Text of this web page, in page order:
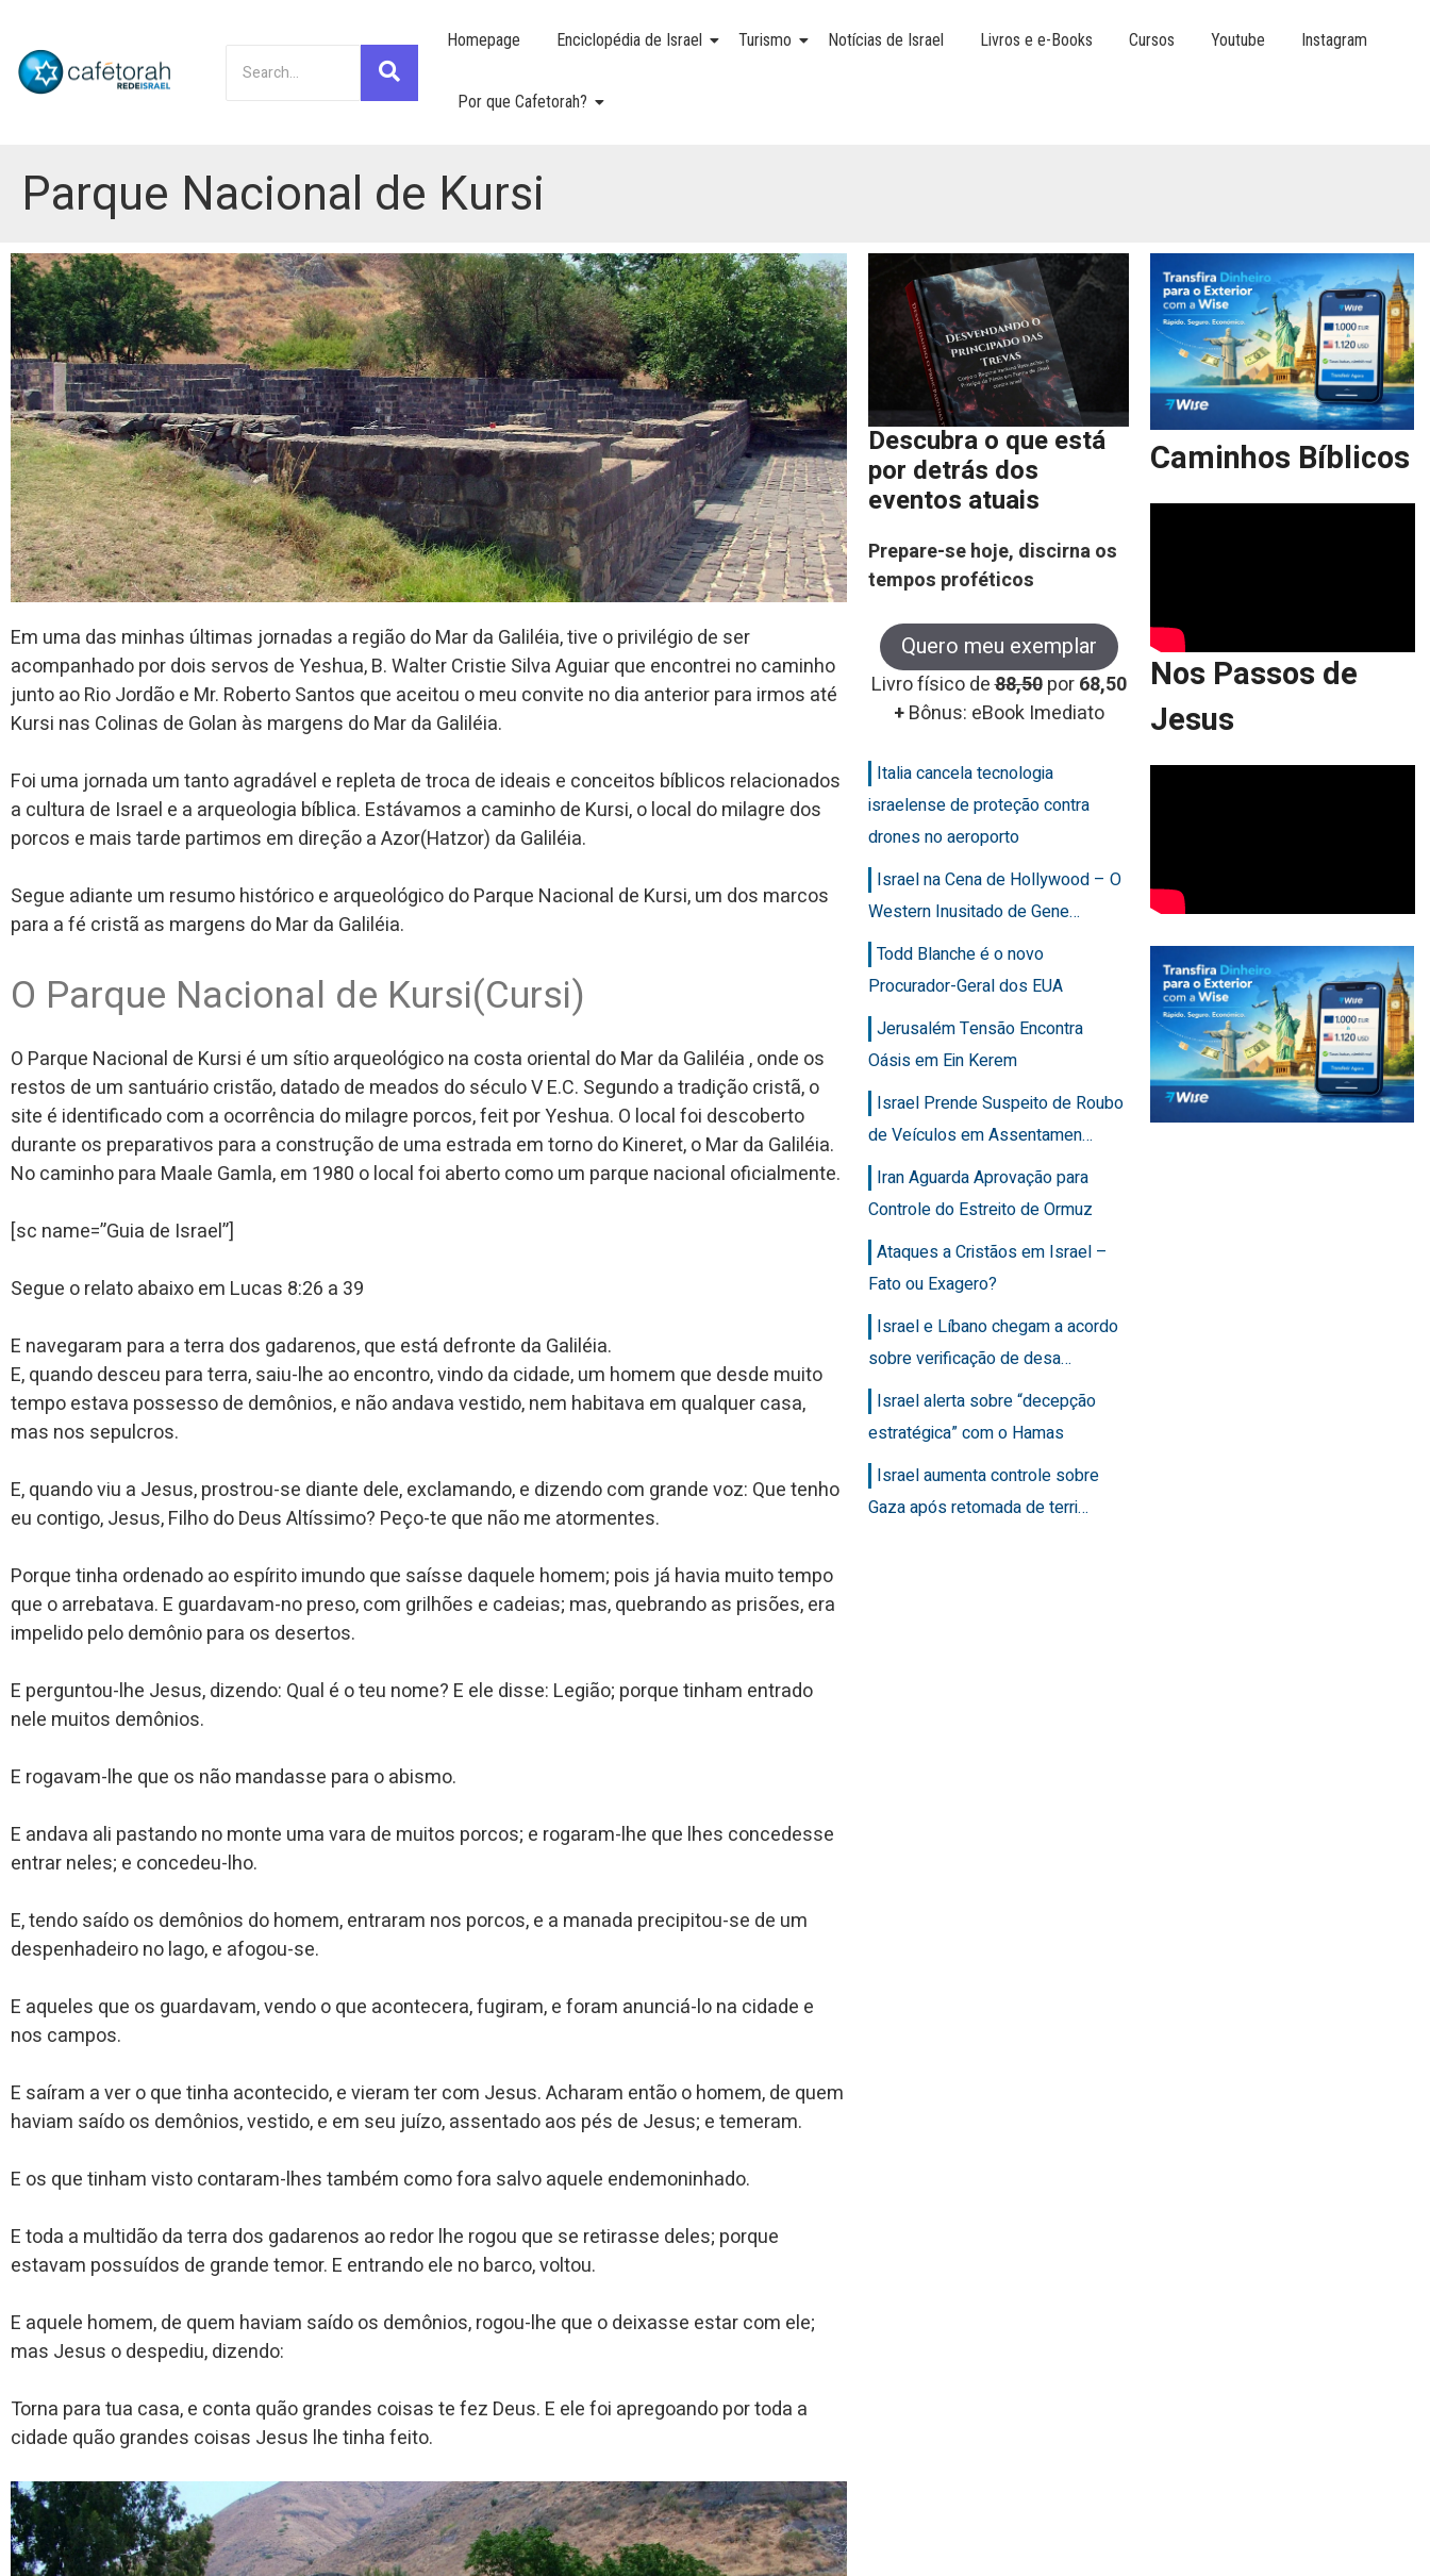
Homepage Enciclopédia de Israel Turismo Notícias de Israel Livros e e-Books Cursos Youtube Instagram
Por que Cafetorah?
Parque Nacional de Kursi
Em uma das minhas últimas jornadas a região do Mar da Galiléia, tive o privilégio de ser
acompanhado por dois servos de Yeshua, B. Walter Cristie Silva Aguiar que encontrei no caminho
junto ao Rio Jordão e Mr. Roberto Santos que aceitou o meu convite no dia anterior para irmos até
Kursi nas Colinas de Golan às margens do Mar da Galiléia.
Foi uma jornada um tanto agradável e repleta de troca de ideais e conceitos bíblicos relacionados
a cultura de Israel e a arqueologia bíblica. Estávamos a caminho de Kursi, o local do milagre dos
porcos e mais tarde partimos em direção a Azor(Hatzor) da Galiléia.
Segue adiante um resumo histórico e arqueológico do Parque Nacional de Kursi, um dos marcos
para a fé cristã as margens do Mar da Galiléia.
O Parque Nacional de Kursi(Cursi)
O Parque Nacional de Kursi é um sítio arqueológico na costa oriental do Mar da Galiléia , onde os
restos de um santuário cristão, datado de meados do século V E.C. Segundo a tradição cristã, o
site é identificado com a ocorrência do milagre porcos, feit por Yeshua. O local foi descoberto
durante os preparativos para a construção de uma estrada em torno do Kineret, o Mar da Galiléia.
No caminho para Maale Gamla, em 1980 o local foi aberto como um parque nacional oficialmente.
[sc name=”Guia de Israel”]
Segue o relato abaixo em Lucas 8:26 a 39
E navegaram para a terra dos gadarenos, que está defronte da Galiléia.
E, quando desceu para terra, saiu-lhe ao encontro, vindo da cidade, um homem que desde muito
tempo estava possesso de demônios, e não andava vestido, nem habitava em qualquer casa,
mas nos sepulcros.
E, quando viu a Jesus, prostrou-se diante dele, exclamando, e dizendo com grande voz: Que tenho
eu contigo, Jesus, Filho do Deus Altíssimo? Peço-te que não me atormentes.
Porque tinha ordenado ao espírito imundo que saísse daquele homem; pois já havia muito tempo
que o arrebatava. E guardavam-no preso, com grilhões e cadeias; mas, quebrando as prisões, era
impelido pelo demônio para os desertos.
E perguntou-lhe Jesus, dizendo: Qual é o teu nome? E ele disse: Legião; porque tinham entrado
nele muitos demônios.
E rogavam-lhe que os não mandasse para o abismo.
E andava ali pastando no monte uma vara de muitos porcos; e rogaram-lhe que lhes concedesse
entrar neles; e concedeu-lho.
E, tendo saído os demônios do homem, entraram nos porcos, e a manada precipitou-se de um
despenhadeiro no lago, e afogou-se.
E aqueles que os guardavam, vendo o que acontecera, fugiram, e foram anunciá-lo na cidade e
nos campos.
E saíram a ver o que tinha acontecido, e vieram ter com Jesus. Acharam então o homem, de quem
haviam saído os demônios, vestido, e em seu juízo, assentado aos pés de Jesus; e temeram.
E os que tinham visto contaram-lhes também como fora salvo aquele endemoninhado.
E toda a multidão da terra dos gadarenos ao redor lhe rogou que se retirasse deles; porque
estavam possuídos de grande temor. E entrando ele no barco, voltou.
E aquele homem, de quem haviam saído os demônios, rogou-lhe que o deixasse estar com ele;
mas Jesus o despediu, dizendo:
Torna para tua casa, e conta quão grandes coisas te fez Deus. E ele foi apregoando por toda a
cidade quão grandes coisas Jesus lhe tinha feito.
Descubra o que está
por detrás dos
eventos atuais
Prepare-se hoje, discirna os
tempos proféticos
Quero meu exemplar
Livro físico de88,50 por68,50
+Bônus: eBook Imediato
Italia cancela tecnologia
israelense de proteção contra
drones no aeroporto
Israel na Cena de Hollywood – O
Western Inusitado de Gene…
Todd Blanche é o novo
Procurador-Geral dos EUA
Jerusalém Tensão Encontra
Oásis em Ein Kerem
Israel Prende Suspeito de Roubo
de Veículos em Assentamen…
Iran Aguarda Aprovação para
Controle do Estreito de Ormuz
Ataques a Cristãos em Israel –
Fato ou Exagero?
Israel e Líbano chegam a acordo
sobre verificação de desa…
Israel alerta sobre “decepção
estratégica” com o Hamas
Israel aumenta controle sobre
Gaza após retomada de terri…
Caminhos Bíblicos
Nos Passos de
Jesus